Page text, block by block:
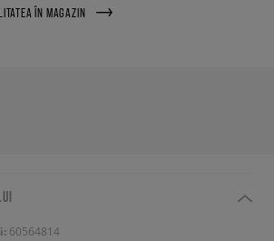
ÎN MAGAZIN
60564814